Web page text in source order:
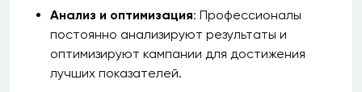
Анализ и оптимизация: Профессионалы
постоянно анализируют результаты и
оптимизируют кампании для достижения
лучших показателей.